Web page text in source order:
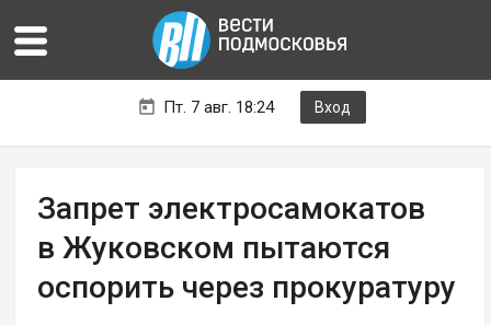
Пт. 7 авг. 18:24 Вход
Запрет электросамокатов
в Жуковском пытаются
оспорить через прокуратуру